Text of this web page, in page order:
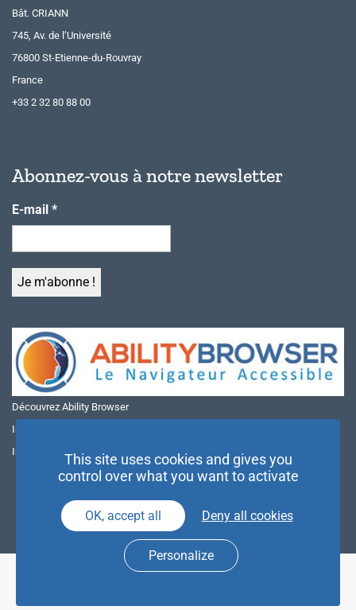
Bât. CRIANN
745, Av. de l’Université
76800 St-Etienne-du-Rouvray
France
+33 2 32 80 88 00
Abonnez-vous à notre newsletter
E-mail *
Découvrez Ability Browser
Installer Ability Browser sur Windows
Installer Ability Browser sur Mac
This site uses cookies and gives you
control over what you want to activate
OK, accept all Deny all cookies
Personalize